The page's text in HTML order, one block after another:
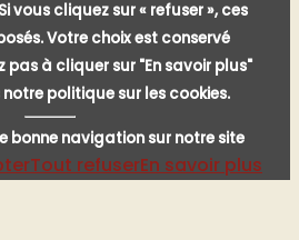
vous cliquez sur « refuser », ces
Votre choix est conservé
pas à cliquer sur "En savoir plus"
politique sur les cookies.
bonne navigation sur notre site
Tout refuserEn savoir plus